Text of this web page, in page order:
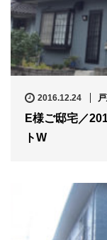
2016.12.24
E様ご邸宅／
トW